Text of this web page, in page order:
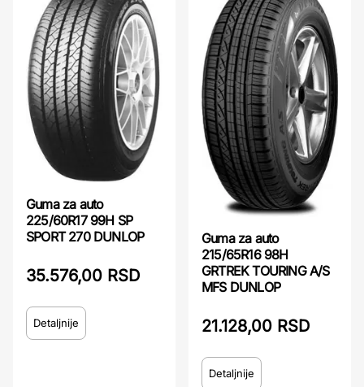
Guma za auto
225/60R17 99H SP
SPORT 270 DUNLOP
35.576,00 RSD
Detaljnije
Guma za auto
215/65R16 98H
GRTREK TOURING A/S
MFS DUNLOP
21.128,00 RSD
Detaljnije